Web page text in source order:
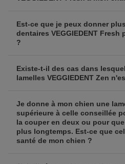
Est-ce que je peux donner
dentaires VEGGIEDENT Fresh
?
Existe-t-il des cas dans
lamelles VEGGIEDENT Zen
Je donne à mon chien une
supérieure à celle conseillée
la couper en deux ou pour
plus longtemps. Est-ce que
santé de mon chien ?